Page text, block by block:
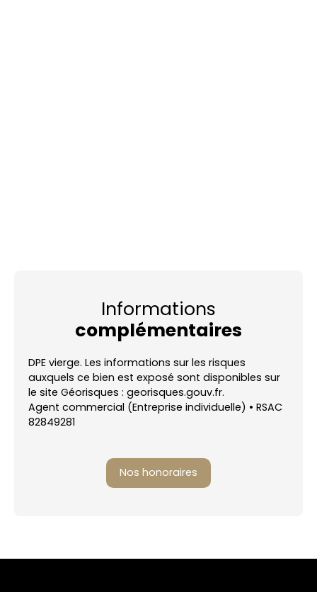
Informations
complémentaires
DPE vierge. Les informations sur les risques
auxquels ce bien est exposé sont disponibles sur
le site Géorisques : georisques.gouv.fr.
Agent commercial (Entreprise individuelle) • RSAC
82849281
Nos honoraires